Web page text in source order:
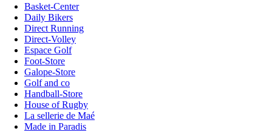
Basket-Center
Daily Bikers
Direct Running
Direct-Volley
Espace Golf
Foot-Store
Galope-Store
Golf and co
Handball-Store
House of Rugby
La sellerie de Maé
Made in Paradis